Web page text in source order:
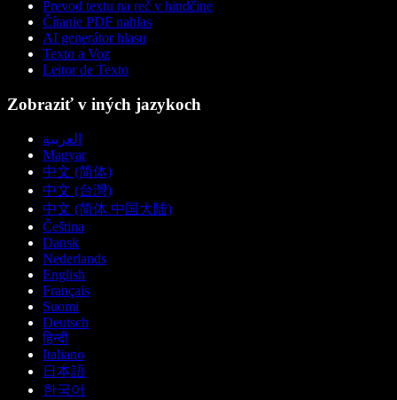
Prevod textu na reč v hindčine
Čítanie PDF nahlas
AI generátor hlasu
Texto a Voz
Leitor de Texto
Zobraziť v iných jazykoch
العربية
Magyar
中文 (简体)
中文 (台灣)
中文 (简体 中国大陆)
Čeština
Dansk
Nederlands
English
Français
Suomi
Deutsch
हिन्दी
Italiano
日本語
한국어